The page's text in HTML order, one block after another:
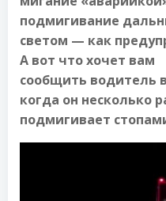
подмигивание
светом — как
А вот что хочет вам
сообщить водитель
когда он несколько
подмигивает